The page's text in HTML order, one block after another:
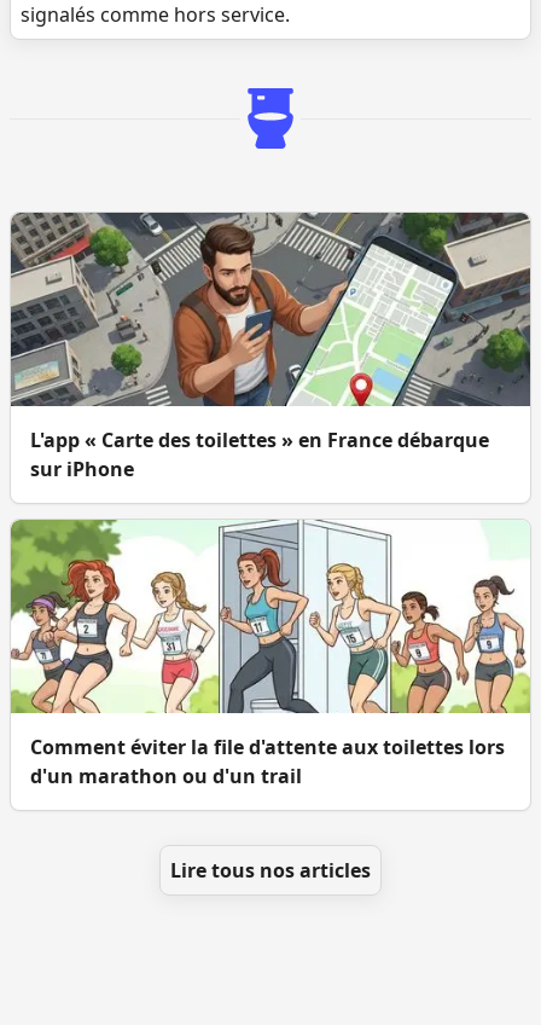
signalés comme hors service.
L'app « Carte des toilettes » en France débarque
sur iPhone
Comment éviter la file d'attente aux toilettes lors
d'un marathon ou d'un trail
Lire tous nos articles